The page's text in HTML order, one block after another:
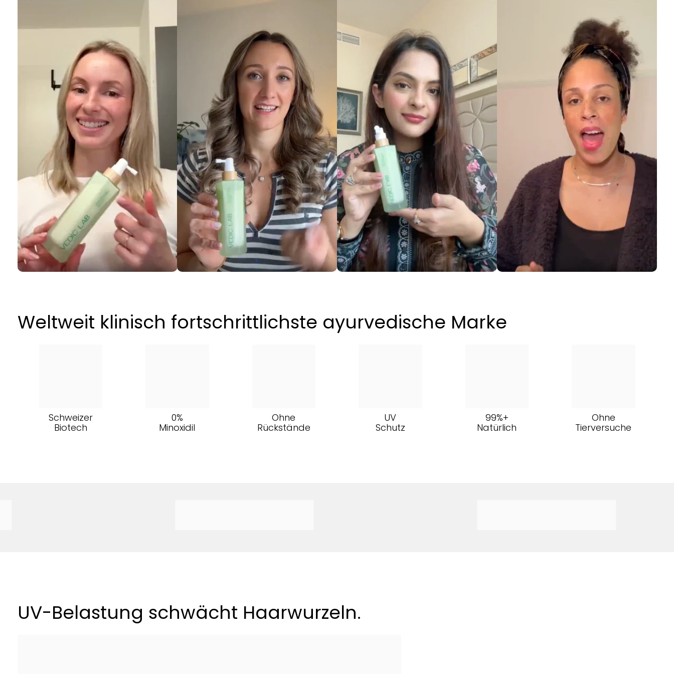
Weltweit klinisch fortschrittlichste ayurvedische Marke
Schweizer
Biotech
0%
Minoxidil
Ohne
Rückstände
UV
Schutz
99%+
Natürlich
Ohne
Tierversuche
UV-Belastung schwächt Haarwurzeln.